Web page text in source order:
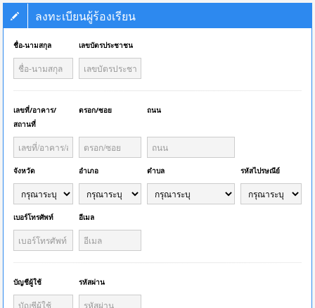
ลงทะเบียนผู้ร้องเรียน
ชื่อ-นามสกุล เลขบัตรประชาชน
เลขที่/อาคาร/
สถานที่
ตรอก/ซอย ถนน
จังหวัด อำเภอ ตำบล รหัสไปรษณีย์
เบอร์โทรศัพท์ อีเมล
บัญชีผู้ใช้ รหัสผ่าน